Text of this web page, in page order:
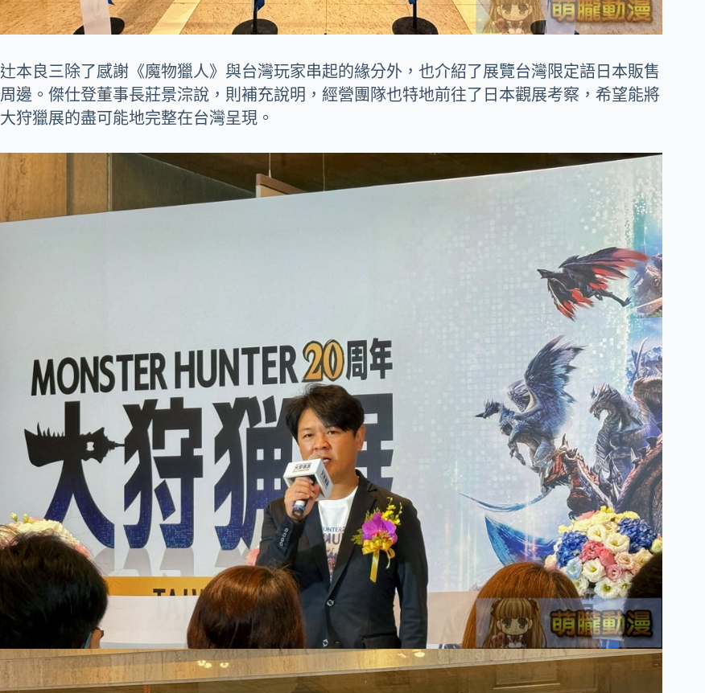
辻本良三除了感謝《魔物獵人》與台灣玩家串起的緣分外，也介紹了展覽台灣限定語日本販售
周邊。傑仕登董事長莊景淙說，則補充說明，經營團隊也特地前往了日本觀展考察，希望能將
大狩獵展的盡可能地完整在台灣呈現。